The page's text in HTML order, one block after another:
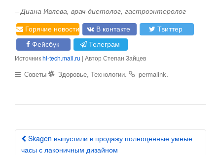
– Диана Ивлева, врач-диетолог, гастроэнтеролог
Горячие новости
В контакте
Твиттер
Фейсбук
Телеграм
Источникhi-tech.mail.ru | Автор Степан Зайцев
Советы Здоровье, Технологии. permalink.
Post navigation
Skagen выпустили в продажу полноценные умные
часы с лаконичным дизайном